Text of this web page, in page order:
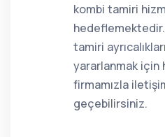
kombi tamiri
tamiri
yararlanmak için
firmamızla
geçebilirsiniz.